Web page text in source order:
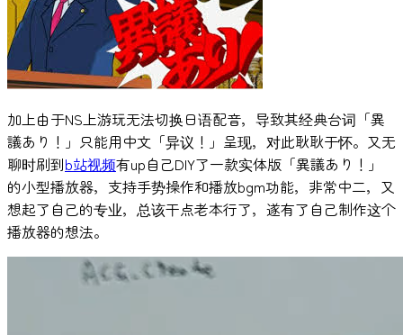
加上由于NS上游玩无法切换日语配音，导致其经典台词「異
議あり！」只能用中文「异议！」呈现，对此耿耿于怀。又无
聊时刷到b站视频有up自己DIY了一款实体版「異議あり！」
的小型播放器，支持手势操作和播放bgm功能，非常中二，又
想起了自己的专业，总该干点老本行了，遂有了自己制作这个
播放器的想法。